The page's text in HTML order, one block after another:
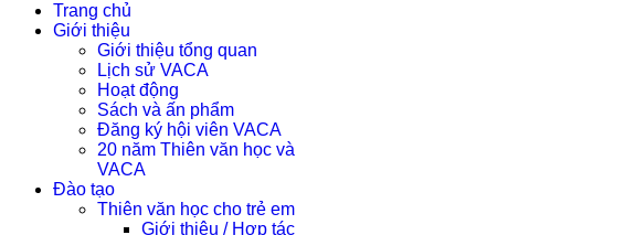
Trang chủ
Giới thiệu
Giới thiệu tổng quan
Lịch sử VACA
Hoạt động
Sách và ấn phẩm
Đăng ký hội viên VACA
20 năm Thiên văn học và
VACA
Đào tạo
Thiên văn học cho trẻ em
Giới thiệu / Hợp tác